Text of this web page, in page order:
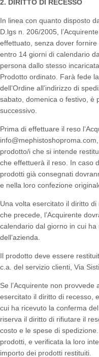
2. DIRITTO DI RECESSO
In linea con quanto disposto
D.lgs n. 206/2005,
effettuato, senza dover
entro 14 giorni di calendario
persona dallo stesso
Prodotto ordinato. Farà fede
dell’Ordine all’indirizzo di
sabato, domenica o festivo, è
successivo.
Prima di effettuare il reso
prodotto/i che si intende
che effettuerà il reso. In caso
prodotti già consegnati
e nella loro confezione
Una volta esercitato il diritto
che precede, l’Acquirente
calendario dal giorno in cui
dell’azienda.
Il prodotto deve essere
c.a. del servizio clienti, Via
Se l’Acquirente non
esercitato il diritto di recesso,
cui ha ricevuto la conferma
riserva il diritto di rifiutare il
costo e le spese di
prodotti, e verificata la loro
importo dei prodotti restituiti.